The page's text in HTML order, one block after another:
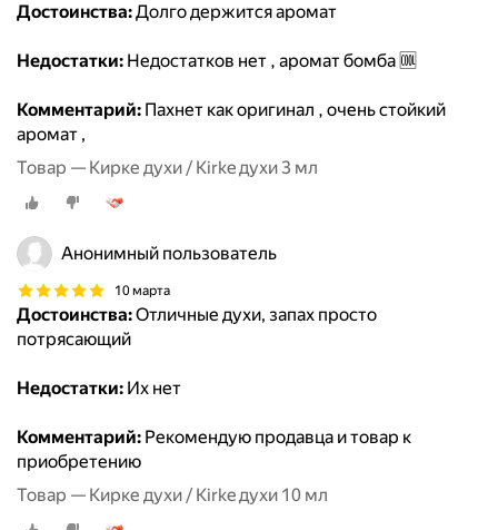
Достоинства:Долго держится аромат
Недостатки: Недостатков нет , аромат бомба 🆒
Комментарий: Пахнет как оригинал , очень стойкий
аромат ,
Товар — Кирке духи / Kirke духи 3 мл
Анонимный пользователь
10 марта
Достоинства:Отличные духи, запах просто
потрясающий
Недостатки: Их нет
Комментарий: Рекомендую продавца и товар к
приобретению
Товар — Кирке духи / Kirke духи 10 мл